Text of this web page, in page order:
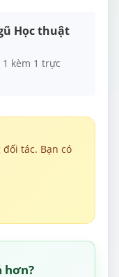
Học thuật
kèm 1 trực
tác. Bạn có
hơn?